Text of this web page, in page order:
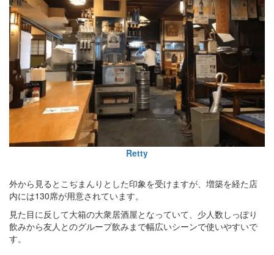
Retty
外から見るとこぢまんりとした印象を受けますが、増築を経た店
内には130席が用意されています。
見た目に反して大箱の大衆居酒屋となっていて、少人数しっぽり
飲みから友人とのグループ飲みまで幅広いシーンで使いやすいで
す。